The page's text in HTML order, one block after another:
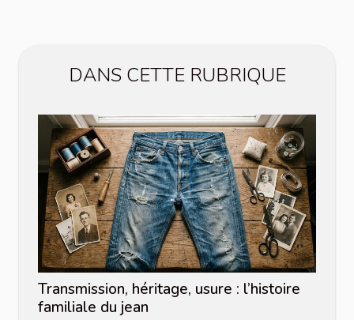
DANS CETTE RUBRIQUE
Transmission, héritage, usure : l’histoire
familiale du jean